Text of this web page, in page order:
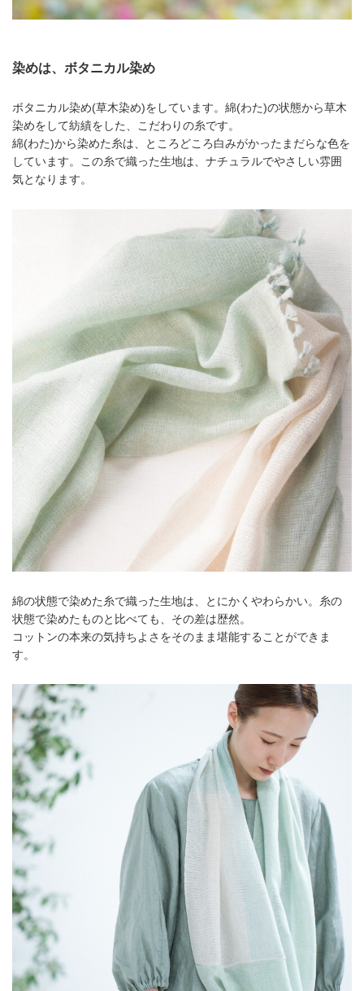
染めは、ボタニカル染め
ボタニカル染め(草木染め)をしています。綿(わた)の状態から草木
染めをして紡績をした、こだわりの糸です。
綿(わた)から染めた糸は、ところどころ白みがかったまだらな色を
しています。この糸で織った生地は、ナチュラルでやさしい雰囲
気となります。
綿の状態で染めた糸で織った生地は、とにかくやわらかい。糸の
状態で染めたものと比べても、その差は歴然。
コットンの本来の気持ちよさをそのまま堪能することができま
す。